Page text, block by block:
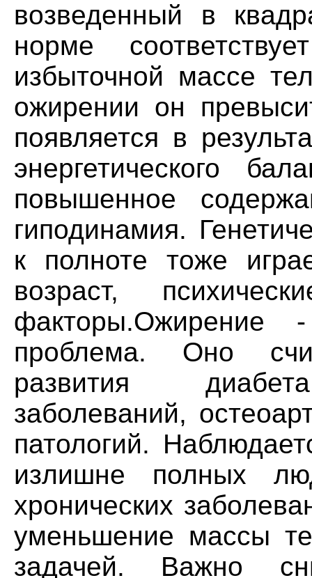
возведенный в
норме
избыточной массе
ожирении он
появляется в
энергетического
повышенное
гиподинамия.
к полноте тоже
возраст,
факторы.Ожирение
проблема. Оно
развития
заболеваний,
патологий.
излишне полных
хронических
уменьшение массы
задачей. Важно